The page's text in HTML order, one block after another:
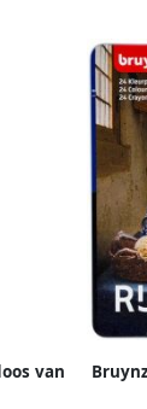
van